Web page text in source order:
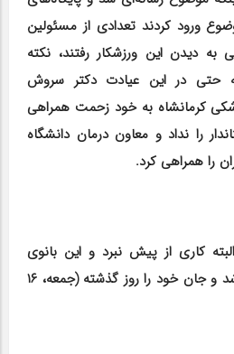
ورود کردند تعدادی از مسئولین
به دیدن این ورزشکار رفتند، نکته
حتی در این عیادت دکتر سروش
کرمانشاه به خود زحمت همراهی
را نداد و معاون درمان دانشگاه
را همراهی کرد.
کاری از پیش نبرد و این بانوی
ورزشکار دچار مرگ مغزی شد و جان خود را روز گذشته (جمعه، ۱۶